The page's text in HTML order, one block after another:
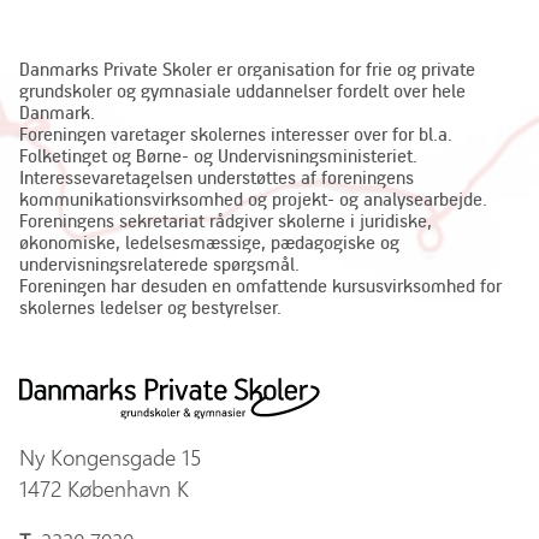
Danmarks Private Skoler er organisation for frie og private
grundskoler og gymnasiale uddannelser fordelt over hele
Danmark.
Foreningen varetager skolernes interesser over for bl.a.
Folketinget og Børne- og Undervisningsministeriet.
Interessevaretagelsen understøttes af foreningens
kommunikationsvirksomhed og projekt- og analysearbejde.
Foreningens sekretariat rådgiver skolerne i juridiske,
økonomiske, ledelsesmæssige, pædagogiske og
undervisningsrelaterede spørgsmål.
Foreningen har desuden en omfattende kursusvirksomhed for
skolernes ledelser og bestyrelser.
Ny Kongensgade 15
1472 København K